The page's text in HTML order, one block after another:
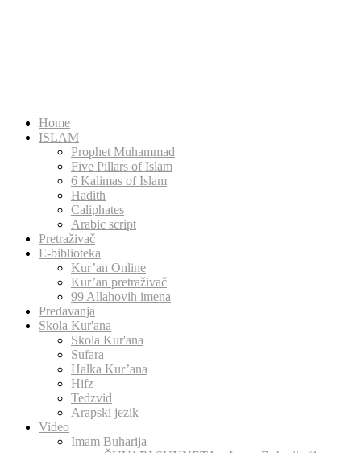
Home
ISLAM
Prophet Muhammad
Five Pillars of Islam
6 Kalimas of Islam
Hadith
Caliphates
Arabic script
Pretraživač
E-biblioteka
Kur’an Online
Kur’an pretraživač
99 Allahovih imena
Predavanja
Skola Kur'ana
Skola Kur'ana
Sufara
Halka Kur’ana
Hifz
Tedzvid
Arapski jezik
Video
Imam Buharija